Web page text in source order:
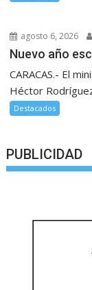
agosto 6, 2026
Nuevo año
CARACAS.- El
Héctor
Destacados
PUBLICIDAD